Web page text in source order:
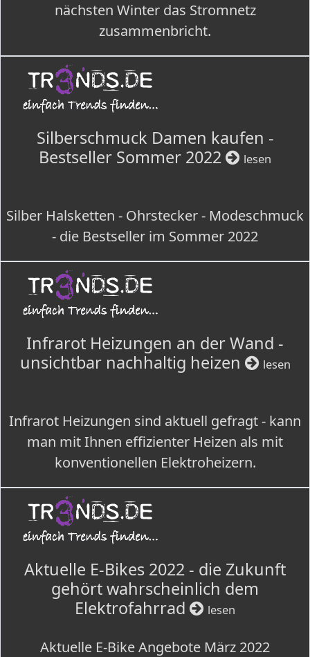
nächsten Winter das Stromnetz
zusammenbricht.
Silberschmuck Damen kaufen -
Bestseller Sommer 2022
lesen
Silber Halsketten - Ohrstecker - Modeschmuck
- die Bestseller im Sommer 2022
Infrarot Heizungen an der Wand -
unsichtbar nachhaltig heizen
lesen
Infrarot Heizungen sind aktuell gefragt - kann
man mit Ihnen effizienter Heizen als mit
konventionellen Elektroheizern.
Aktuelle E-Bikes 2022 - die Zukunft
gehört wahrscheinlich dem
Elektrofahrrad
lesen
Aktuelle E-Bike Angebote März 2022